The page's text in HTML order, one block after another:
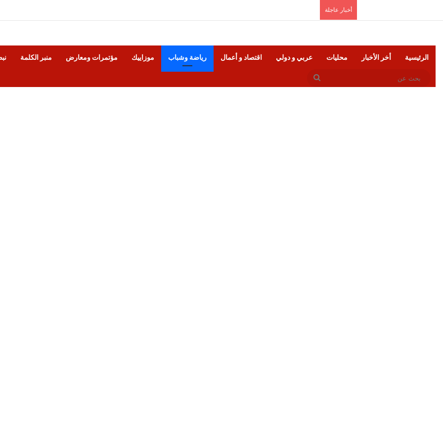
أخبار عاجلة
الرئيسية أخر الأخبار محليات عربي و دولي اقتصاد و أعمال رياضة وشباب موزاييك مؤتمرات ومعارض منبر الكلمة